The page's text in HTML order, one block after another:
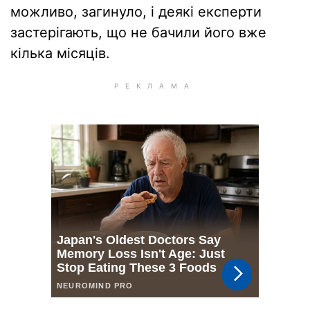
можливо, загинуло, і деякі експерти
застерігають, що не бачили його вже
кілька місяців.